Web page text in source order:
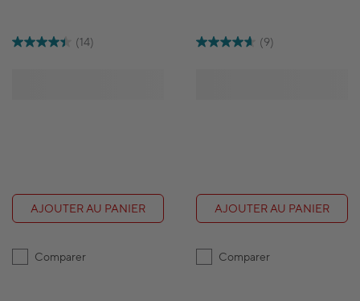
(14)
AJOUTER AU PANIER
Comparer
(9)
AJOUTER AU PANIER
Comparer